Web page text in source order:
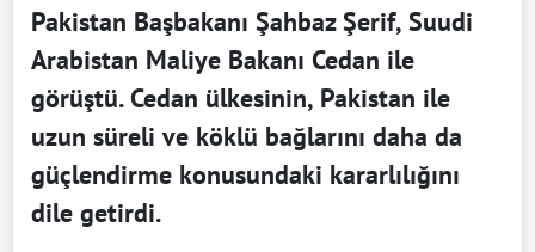
Pakistan Başbakanı Şahbaz Şerif, Suudi
Arabistan Maliye Bakanı Cedan ile
görüştü. Cedan ülkesinin, Pakistan ile
uzun süreli ve köklü bağlarını daha da
güçlendirme konusundaki kararlılığını
dile getirdi.